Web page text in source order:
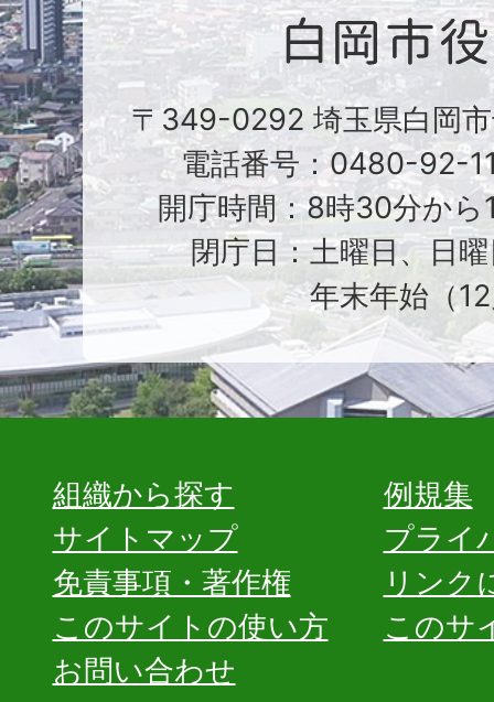
〒349-0292 埼玉県白岡
電話番号：0480-92-
開庁時間：8時30分から
閉庁日：土曜日、日
年末年始（
組織から探す
例規集
サイトマップ
プライ
免責事項・著作権
リンク
このサイトの使い方
このサ
お問い合わせ